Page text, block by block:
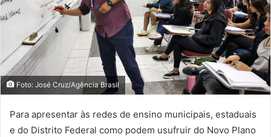
Foto: José Cruz/Agência Brasil
Para apresentar às redes de ensino municipais, estaduais
e do Distrito Federal como podem usufruir do Novo Plano